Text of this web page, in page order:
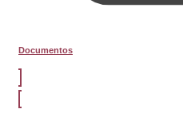
Documentos